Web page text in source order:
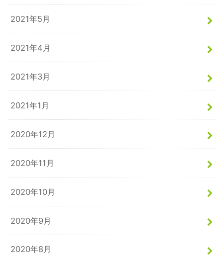
2021年5月
2021年4月
2021年3月
2021年1月
2020年12月
2020年11月
2020年10月
2020年9月
2020年8月